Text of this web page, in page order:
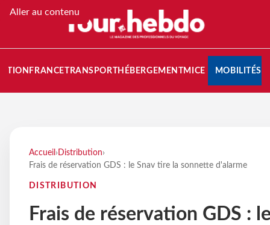
Aller au contenu
FRANCETRANSPORT HÉBERGEMENTMICE MOBILITÉS
Accueil › Distribution›
Frais de réservation GDS : le Snav tire la sonnette d'alarme
DISTRIBUTION
Frais de réservation GDS :